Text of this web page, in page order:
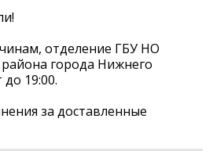
отделение ГБУ НО
города Нижнего
19:00.
за доставленные